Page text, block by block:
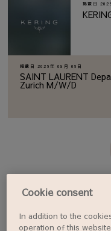
掲載日
掲載日 2026年 08月 06日
SAINT LAURENT
Zurich M/W/D
ジョ
Cookie consent
In addition to the
operation of this